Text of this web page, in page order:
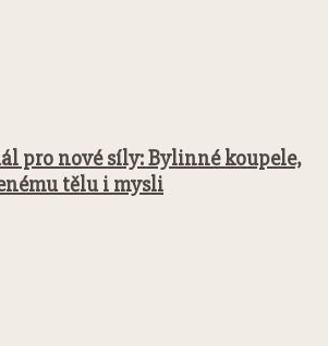
pro nové síly: Bylinné koupele,
tělu i mysli